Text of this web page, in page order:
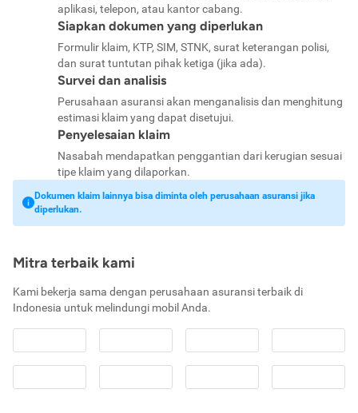
aplikasi, telepon, atau kantor cabang.
Siapkan dokumen yang diperlukan
Formulir klaim, KTP, SIM, STNK, surat keterangan polisi,
dan surat tuntutan pihak ketiga (jika ada).
Survei dan analisis
Perusahaan asuransi akan menganalisis dan menghitung
estimasi klaim yang dapat disetujui.
Penyelesaian klaim
Nasabah mendapatkan penggantian dari kerugian sesuai
tipe klaim yang dilaporkan.
Dokumen klaim lainnya bisa diminta oleh perusahaan asuransi jika
diperlukan.
Mitra terbaik kami
Kami bekerja sama dengan perusahaan asuransi terbaik di
Indonesia untuk melindungi mobil Anda.